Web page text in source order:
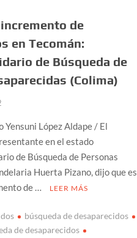
de
en Tecomán:
de Búsqueda de
(Colima)
Yensuni López Aldape / El
en el estado
de Búsqueda de Personas
Huerta Pizano, dijo que es
de …
LEER MÁS
búsqueda de desaparecidos
de desaparecidos